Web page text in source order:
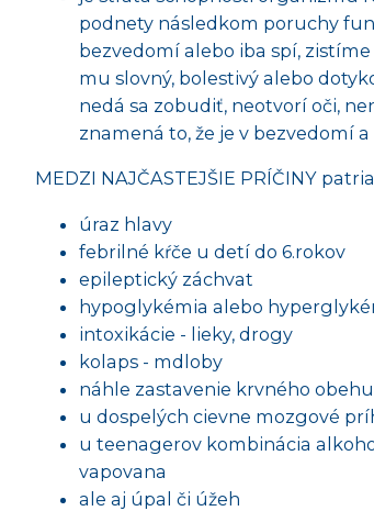
podnety následkom poruchy
bezvedomí alebo iba spí,
mu slovný, bolestivý alebo
nedá sa zobudiť, neotvorí oči,
znamená to, že je v bezvedomí
MEDZI NAJČASTEJŠIE PRÍČINY patria
úraz hlavy
febrilné kŕče u detí do 6.rokov
epileptický záchvat
hypoglykémia alebo
intoxikácie - lieky, drogy
kolaps - mdloby
náhle zastavenie krvného obehu
u dospelých cievne mozgové
u teenagerov kombinácia
vapovana
ale aj úpal či úžeh